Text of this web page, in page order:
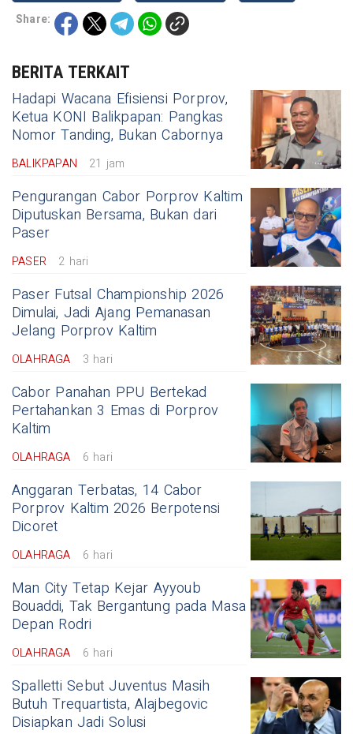
Share:
BERITA TERKAIT
Hadapi Wacana Efisiensi Porprov,
Ketua KONI Balikpapan: Pangkas
Nomor Tanding, Bukan Cabornya
BALIKPAPAN 21 jam
Pengurangan Cabor Porprov Kaltim
Diputuskan Bersama, Bukan dari
Paser
PASER 2 hari
Paser Futsal Championship 2026
Dimulai, Jadi Ajang Pemanasan
Jelang Porprov Kaltim
OLAHRAGA 3 hari
Cabor Panahan PPU Bertekad
Pertahankan 3 Emas di Porprov
Kaltim
OLAHRAGA 6 hari
Anggaran Terbatas, 14 Cabor
Porprov Kaltim 2026 Berpotensi
Dicoret
OLAHRAGA 6 hari
Man City Tetap Kejar Ayyoub
Bouaddi, Tak Bergantung pada Masa
Depan Rodri
OLAHRAGA 6 hari
Spalletti Sebut Juventus Masih
Butuh Trequartista, Alajbegovic
Disiapkan Jadi Solusi